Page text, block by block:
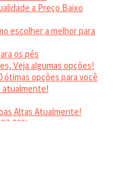
a Preço Baixo
escolher a melhor para
os pés
Veja algumas opções!
ótimas opções para você
atualmente!
Altas Atualmente!
800!